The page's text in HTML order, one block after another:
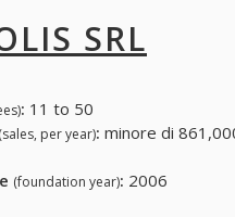
SRL
: 11 to 50
(sales, per year): minore di
(foundation year): 2006